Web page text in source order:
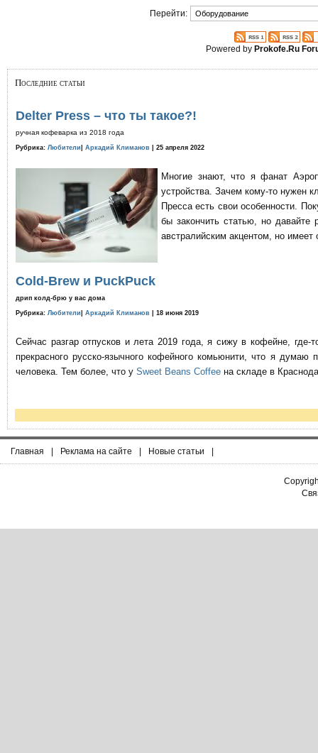
Перейти:
Powered byProkofe.Ru
Последние статьи
Delter Press – что ты такое?!
ручная кофеварка из 2018 года
Рубрика: Любители Аркадий Климанов | 25 апреля 2022
Многие знают, что я фанат
устройства. Зачем кому-то нужен
Пресса есть свои особенности.
бы закончить статью, но давайте
австралийским акцентом, но имеет
Cold-Brew и PuckPuck
дрип колд-брю у вас дома
Рубрика: Любители Аркадий Климанов | 18 июня 2019
Сейчас разгар отпусков и лета 2019 года, я сижу в кофейне,
прекрасного русско-язычного кофейного комьюнити, что я
человека. Тем более, что у Sweet Beans Coffee на складе в
Главная | Реклама на сайте | Новые статьи |